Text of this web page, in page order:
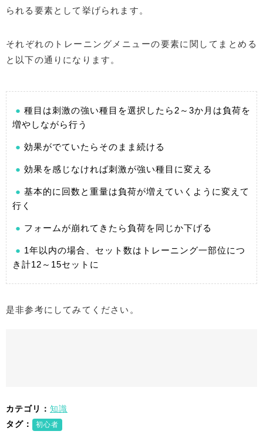
られる要素として挙げられます。
それぞれのトレーニングメニューの要素に関してまとめる
と以下の通りになります。
種目は刺激の強い種目を選択したら2～3か月は負荷を
増やしながら行う
効果がでていたらそのまま続ける
効果を感じなければ刺激が強い種目に変える
基本的に回数と重量は負荷が増えていくように変えて
行く
フォームが崩れてきたら負荷を同じか下げる
1年以内の場合、セット数はトレーニング一部位につ
き計12～15セットに
是非参考にしてみてください。
カテゴリ： 知識
タグ：
初心者